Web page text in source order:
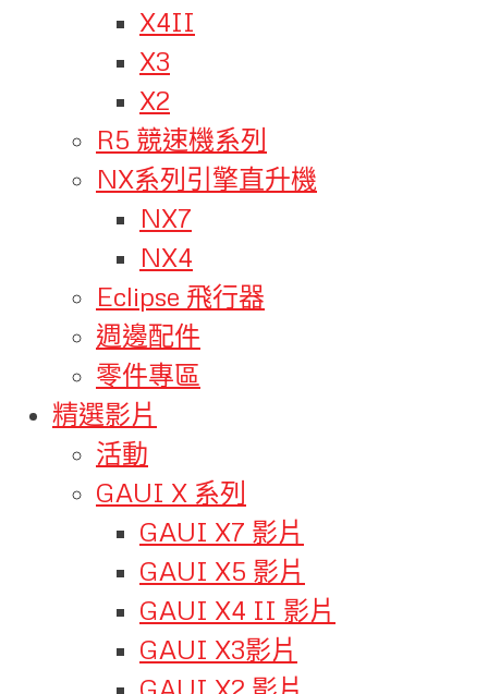
X4II
X3
X2
R5 競速機系列
NX系列引擎直升機
NX7
NX4
Eclipse 飛行器
週邊配件
零件專區
精選影片
活動
GAUI X 系列
GAUI X7 影片
GAUI X5 影片
GAUI X4 II 影片
GAUI X3影片